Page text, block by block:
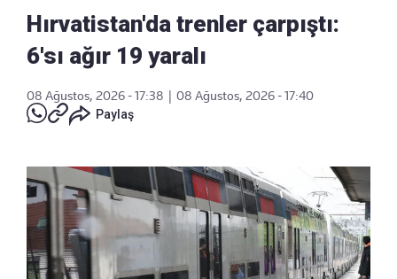
Hırvatistan'da trenler çarpıştı:
6'sı ağır 19 yaralı
08 Ağustos, 2026 - 17:38
08 Ağustos, 2026 - 17:40
Paylaş